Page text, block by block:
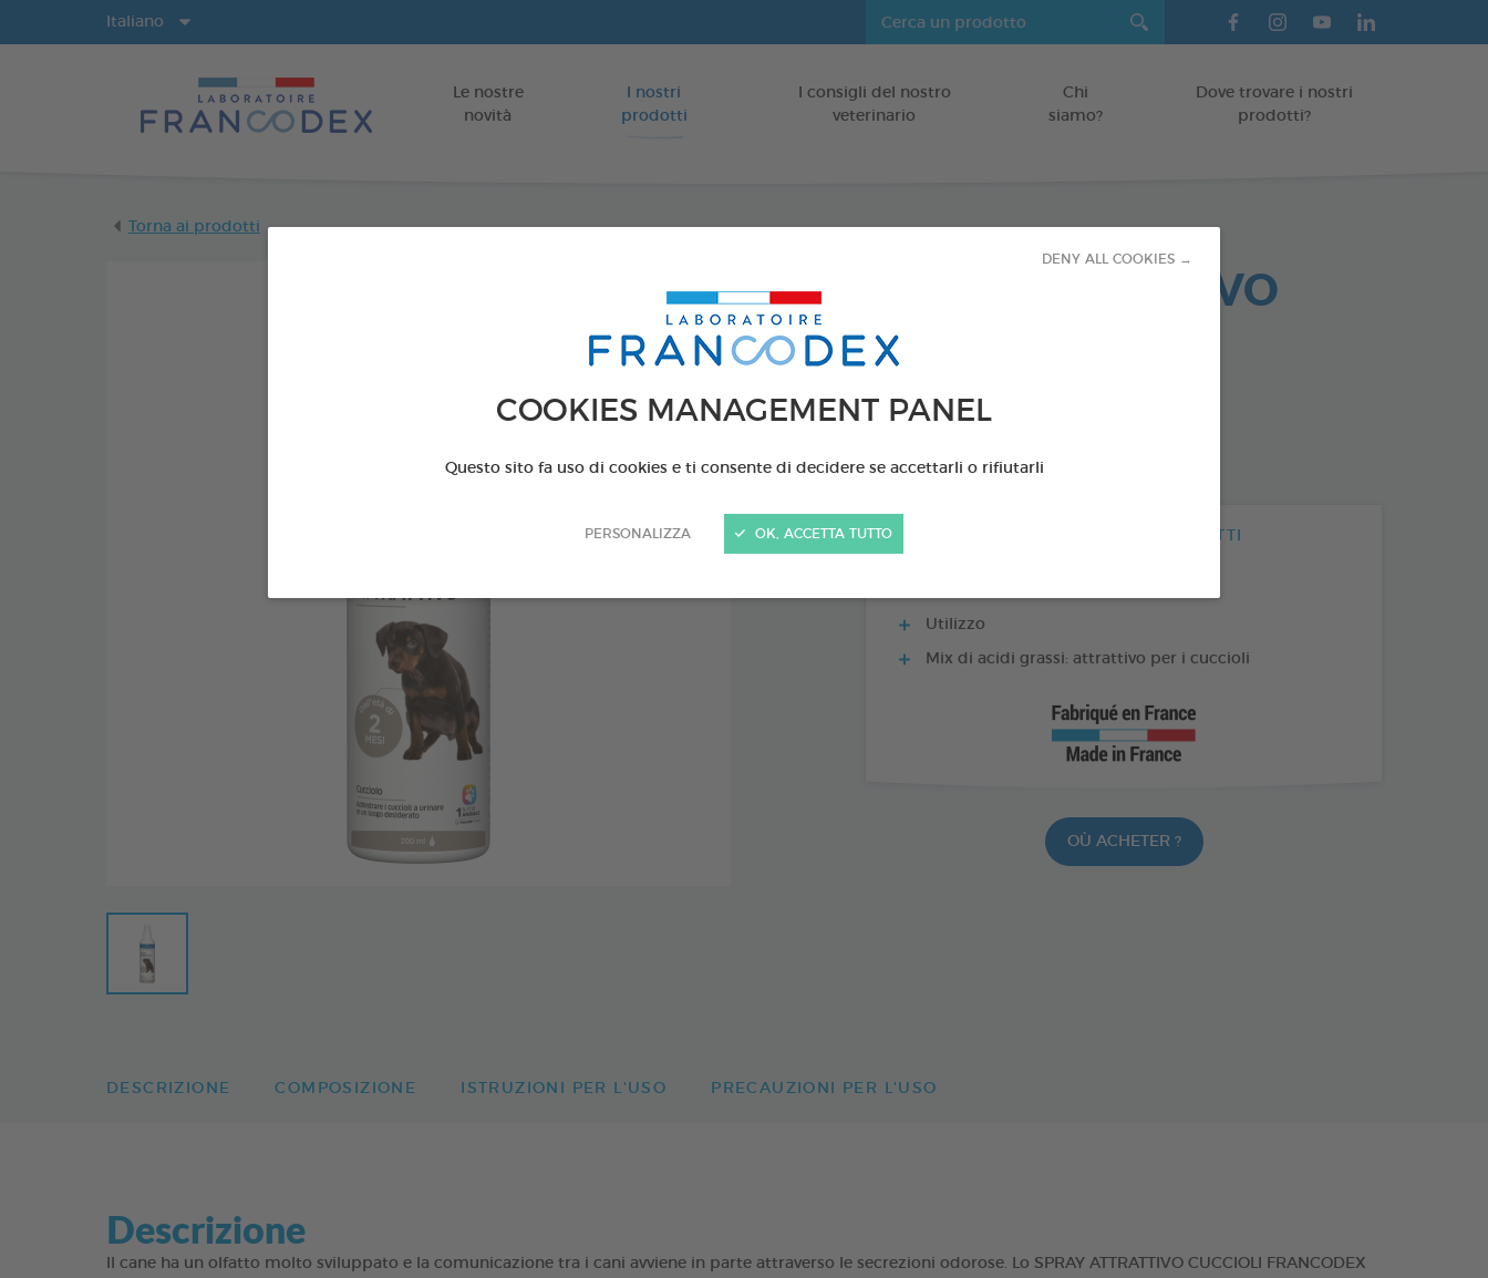
COOKIES MANAGEMENT PANEL
Questo sito fa uso di cookies e ti consente di decidere se accettarli o rifiutarli
PERSONALIZZA
DENY ALL COOKIES →
OK, ACCETTA TUTTO
Vai al contenuto
Le nostre
novità
I nostri
prodotti
I consigli del nostro
veterinario
Chi
siamo?
Dove trovare i nostri
prodotti?
Italiano
Torna ai prodotti
SPRAY ATTRATTIVO
EDUCATIVO
Per Cagnolino e Cane
Codice 179407 - Gencod : 3283021794074
Utilizzo
Mix di acidi grassi: attrattivo per i cuccioli
OÙ ACHETER ?
DESCRIZIONE COMPOSIZIONE ISTRUZIONI PER L'USO PRECAUZIONI PER L'USO
Descrizione
Il cane ha un olfatto molto sviluppato e la comunicazione tra i cani avviene in parte attraverso le secrezioni odorose. Lo SPRAY ATTRATTIVO CUCCIOLI FRANCODEX